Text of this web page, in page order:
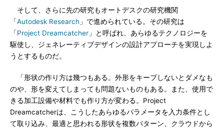
そして、さらに先の研究もオートデスクの研究機関
「Autodesk Research 」で進められている。その研究は
「Project Dreamcatcher 」と呼ばれ、あらゆるテクノロジーを
駆使し、ジェネレーティブデザインの設計アプローチを実現しよ
うとするものだ。
「形状の作り方は幾つもある。外形をキープしないとダメなも
のや、形を変えてしまっても問題ないものもある。また、使用で
きる加工設備や材料でも作り方が変わる。Project
Dreamcatcherは、こうしたあらゆるパラメータを入力条件とし
て取り込み、最適と思われる形状を複数パターン、クラウドから